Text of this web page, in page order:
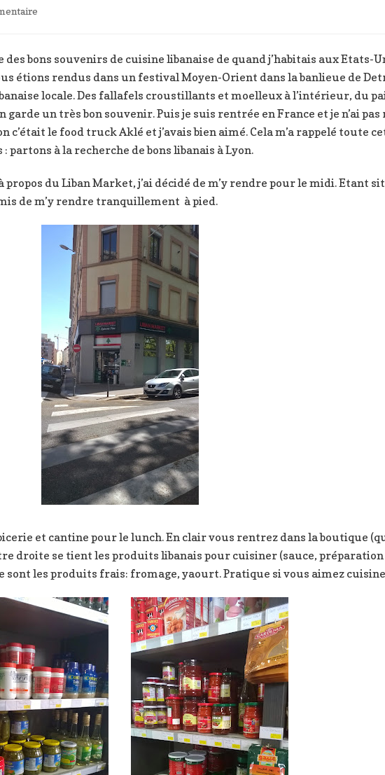
comptoir
bons souvenirs de cuisine libanaise de quand j’habitais aux Etats-
étions rendus dans un festival Moyen-Orient dans la banlieue de
locale. Des fallafels croustillants et moelleux à l’intérieur, du
garde un très bon souvenir. Puis je suis rentrée en France et je n’ai pas
c’était le food truck Aklé et j’avais bien aimé. Cela m’a rappelé toute
à la recherche de bons libanais à Lyon.
du Liban Market, j’ai décidé de m’y rendre pour le midi. Etant
de m’y rendre tranquillement à pied.
et cantine pour le lunch. En clair vous rentrez dans la boutique
droite se tient les produits libanais pour cuisiner (sauce,
sont les produits frais: fromage, yaourt. Pratique si vous aimez